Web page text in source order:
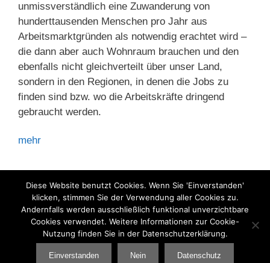
unmissverständlich eine Zuwanderung von
hunderttausenden Menschen pro Jahr aus
Arbeitsmarktgründen als notwendig erachtet wird –
die dann aber auch Wohnraum brauchen und den
ebenfalls nicht gleichverteilt über unser Land,
sondern in den Regionen, in denen die Jobs zu
finden sind bzw. wo die Arbeitskräfte dringend
gebraucht werden.
mehr
SeiteSeite
2 … Seite
7 Weiter →
Diese Website benutzt Cookies. Wenn Sie 'Einverstanden'
klicken, stimmen Sie der Verwendung aller Cookies zu.
Andernfalls werden ausschließlich funktional unverzichtbare
Cookies verwendet. Weitere Informationen zur Cookie-
Nutzung finden Sie in der Datenschutzerklärung.
Einverstanden Nein Datenschutz